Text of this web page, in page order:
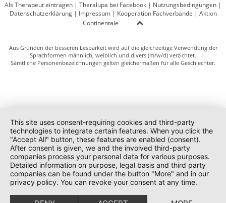
Als Therapeut eintragen | Theralupa bei Facebook | Nutzungsbedingungen |
Datenschutzerklärung| Impressum| Kooperation Fachverbände | Aktion
Continentale
Aus Gründen der besseren Lesbarkeit wird auf die gleichzeitige Verwendung der
Sprachformen männlich, weiblich und divers (m/w/d) verzichtet.
Sämtliche Personenbezeichnungen gelten gleichermaßen für alle Geschlechter.
This site uses consent-requiring cookies and third-party
technologies to integrate certain features. When you click the
"Accept All" button, these features are enabled (consent).
After consent is given, we and the involved third-party
companies process your personal data for various purposes.
Detailed information on purpose, legal basis and third party
companies can be found under the button "More" and in our
privacy policy. You can revoke your consent at any time.